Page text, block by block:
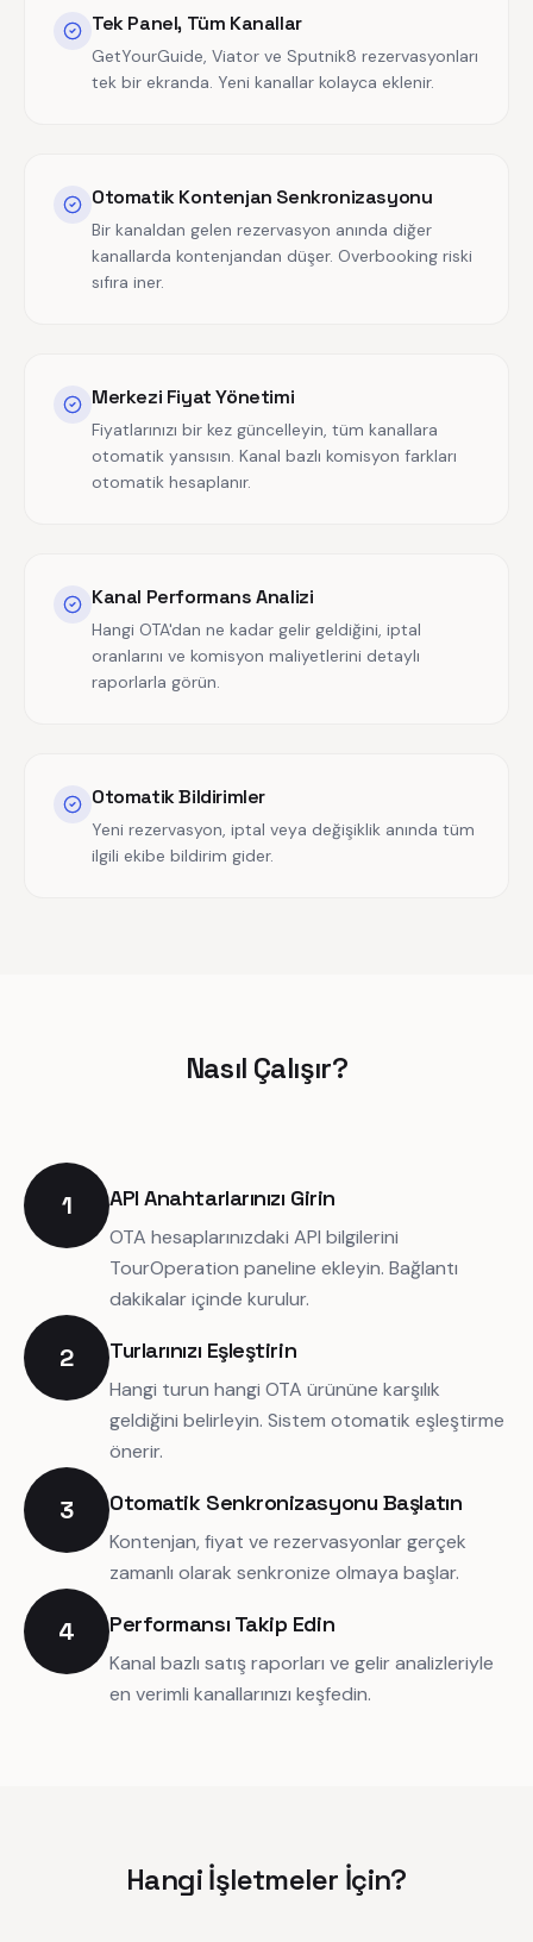
Tek Panel, Tüm Kanallar
GetYourGuide, Viator ve Sputnik8 rezervasyonları
tek bir ekranda. Yeni kanallar kolayca eklenir.
Otomatik Kontenjan Senkronizasyonu
Bir kanaldan gelen rezervasyon anında diğer
kanallarda kontenjandan düşer. Overbooking riski
sıfıra iner.
Merkezi Fiyat Yönetimi
Fiyatlarınızı bir kez güncelleyin, tüm kanallara
otomatik yansısın. Kanal bazlı komisyon farkları
otomatik hesaplanır.
Kanal Performans Analizi
Hangi OTA'dan ne kadar gelir geldiğini, iptal
oranlarını ve komisyon maliyetlerini detaylı
raporlarla görün.
Otomatik Bildirimler
Yeni rezervasyon, iptal veya değişiklik anında tüm
ilgili ekibe bildirim gider.
Nasıl Çalışır?
1 API Anahtarlarınızı Girin
OTA hesaplarınızdaki API bilgilerini
TourOperation paneline ekleyin. Bağlantı
dakikalar içinde kurulur.
2 Turlarınızı Eşleştirin
Hangi turun hangi OTA ürününe karşılık
geldiğini belirleyin. Sistem otomatik eşleştirme
önerir.
3 Otomatik Senkronizasyonu Başlatın
Kontenjan, fiyat ve rezervasyonlar gerçek
zamanlı olarak senkronize olmaya başlar.
4 Performansı Takip Edin
Kanal bazlı satış raporları ve gelir analizleriyle
en verimli kanallarınızı keşfedin.
Hangi İşletmeler İçin?